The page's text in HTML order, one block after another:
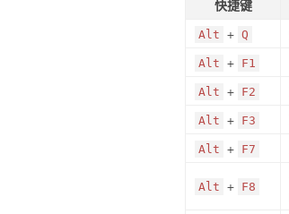
快捷键
Alt + Q
Alt + F1
Alt + F2
Alt + F3
Alt + F7
Alt + F8